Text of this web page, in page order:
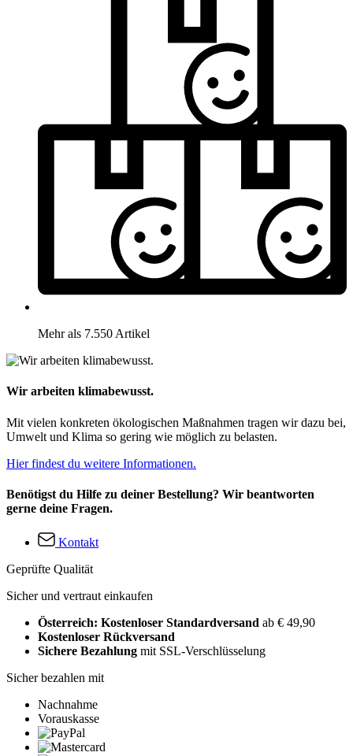
Mehr als 7.550 Artikel
Wir arbeiten klimabewusst.
Mit vielen konkreten ökologischen Maßnahmen tragen wir dazu bei,
Umwelt und Klima so gering wie möglich zu belasten.
Hier findest du weitere Informationen.
Benötigst du Hilfe zu deiner Bestellung? Wir beantworten
gerne deine Fragen.
Kontakt
Geprüfte Qualität
Sicher und vertraut einkaufen
Österreich: Kostenloser Standardversand ab € 49,90
Kostenloser Rückversand
Sichere Bezahlung mit SSL-Verschlüsselung
Sicher bezahlen mit
Nachnahme
Vorauskasse